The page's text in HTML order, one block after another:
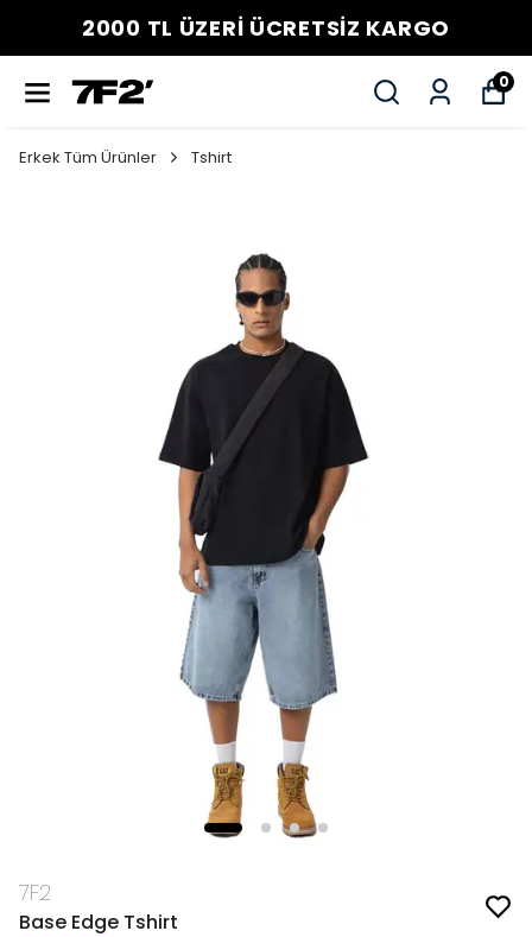
2000 TL ÜZERİ ÜCRETSİZ KARGO
0
Erkek Tüm Ürünler Tshirt
7F2
Base Edge Tshirt